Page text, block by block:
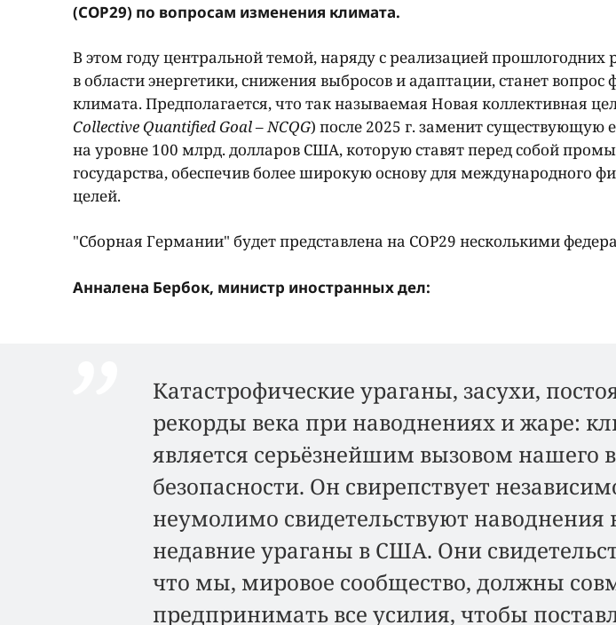
(COP29) по вопросам изменения климата.
В этом году центральной темой, наряду с реализацией
в области энергетики, снижения выбросов и адаптации, станет
климата. Предполагается, что так называемая Новая коллективная
Collective Quantified Goal – NCQG) после 2025 г. заменит существующую
на уровне 100 млрд. долларов США, которую ставят перед собой
государства, обеспечив более широкую основу для международного
целей.
"Сборная Германии" будет представлена на СОР29 несколькими
Анналена Бербок, министр иностранных дел:
Катастрофические ураганы, засухи,
рекорды века при наводнениях и жаре:
является серьёзнейшим вызовом нашего
безопасности. Он свирепствует
неумолимо свидетельствуют наводнения
недавние ураганы в США. Они
что мы, мировое сообщество, должны
предпринимать все усилия, чтобы